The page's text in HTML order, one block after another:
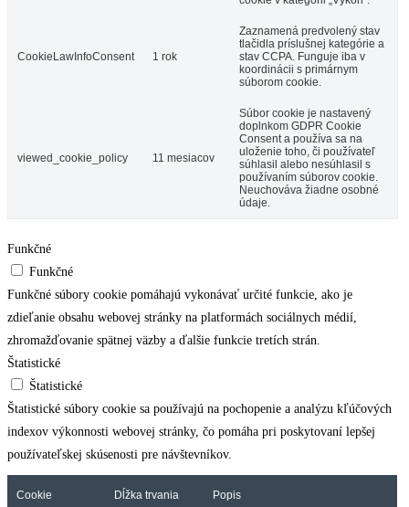
CookieLawInfoConsent 1 rok
Zaznamená predvolený stav
tlačidla príslušnej kategórie a
stav CCPA. Funguje iba v
koordinácii s primárnym
súborom cookie.
viewed_cookie_policy 11 mesiacov
Súbor cookie je nastavený
doplnkom GDPR Cookie
Consent a používa sa na
uloženie toho, či používateľ
súhlasil alebo nesúhlasil s
používaním súborov cookie.
Neuchováva žiadne osobné
údaje.
Funkčné
Funkčné
Funkčné súbory cookie pomáhajú vykonávať určité funkcie, ako je
zdieľanie obsahu webovej stránky na platformách sociálnych médií,
zhromažďovanie spätnej väzby a ďalšie funkcie tretích strán.
Štatistické
Štatistické
Štatistické súbory cookie sa používajú na pochopenie a analýzu kľúčových
indexov výkonnosti webovej stránky, čo pomáha pri poskytovaní lepšej
používateľskej skúsenosti pre návštevníkov.
Cookie Dĺžka trvania Popis